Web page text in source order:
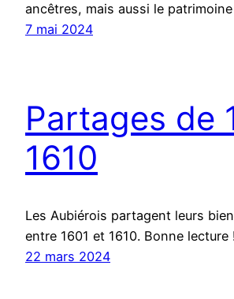
ancêtres, mais aussi le
7 mai 2024
Partages de
1610
Les Aubiérois partagent leurs
entre 1601 et 1610. Bonne lecture
22 mars 2024